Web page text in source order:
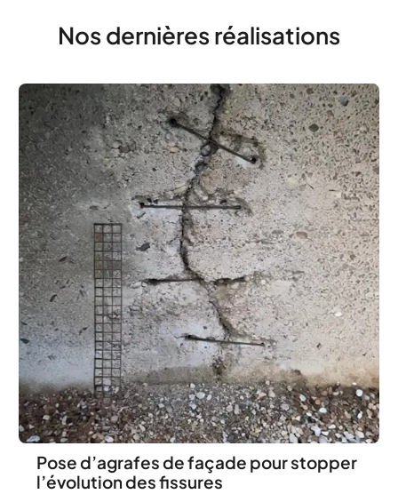
Nos dernières réalisations
Pose d’agrafes de façade pour stopper
l’évolution des fissures